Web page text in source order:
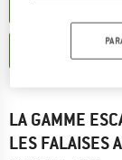
LA GAMME
LES FALAISES